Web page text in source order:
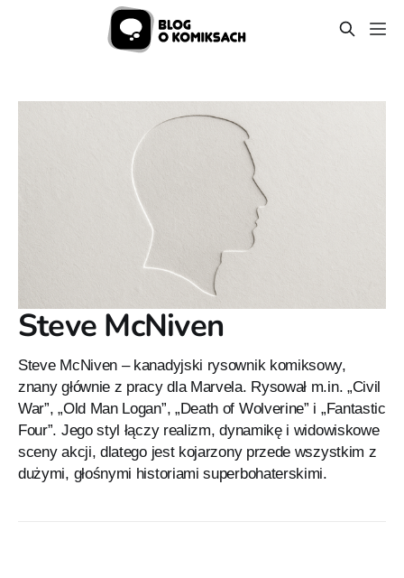
Steve McNiven
Steve McNiven – kanadyjski rysownik komiksowy,
znany głównie z pracy dla Marvela. Rysował m.in. „Civil
War”, „Old Man Logan”, „Death of Wolverine” i „Fantastic
Four”. Jego styl łączy realizm, dynamikę i widowiskowe
sceny akcji, dlatego jest kojarzony przede wszystkim z
dużymi, głośnymi historiami superbohaterskimi.